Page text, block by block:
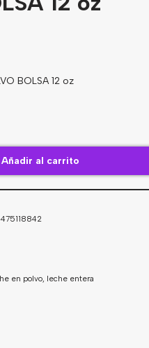
BOLSA 12 oz
Añadir al carrito
en polvo, leche entera